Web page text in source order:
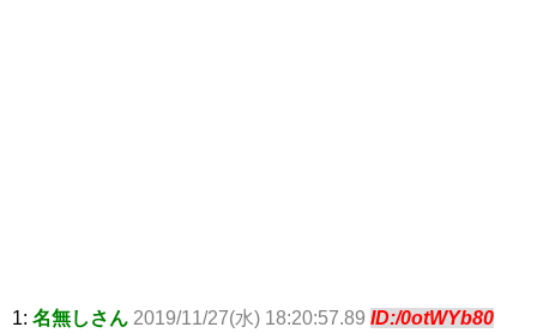
1: 名無しさん 2019/11/27(水) 18:20:57.89 ID:/0otWYb80